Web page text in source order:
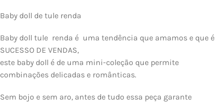
Baby doll de tule renda
Baby doll tule renda é uma tendência que amamos e que é
SUCESSO DE VENDAS,
este baby doll é de uma mini-coleção que permite
combinações delicadas e românticas.
Sem bojo e sem aro, antes de tudo essa peça garante